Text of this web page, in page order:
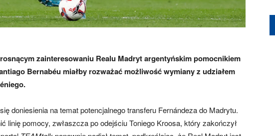
zainteresowaniu Realu Madryt argentyńskim pomocnikiem
Bernabéu miałby rozważać możliwość wymiany z udziałem
doniesienia na temat potencjalnego transferu Fernándeza do Madrytu.
linię pomocy, zwłaszcza po odejściu Toniego Kroosa, który zakończył